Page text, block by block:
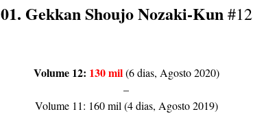
01. Gekkan Shoujo Nozaki-Kun#12
Volume 12: 130 mil(6 dias, Agosto 2020)
–
Volume 11: 160 mil (4 dias, Agosto 2019)